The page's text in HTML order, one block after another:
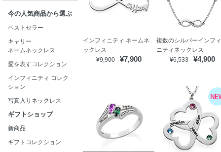
今の人気商品から選ぶ
ベストセラー
キャリー
ネームネックレス
愛を表すコレクション
インフィニティ コレク
ション
写真入りネックレス
ギフトショップ
新商品
ギフトコレクション
インフィニティ ネームネ
ックレス
¥9,900
¥7,900
複数のシルバーインフ
ニティネックレス
¥6,533
¥4,900